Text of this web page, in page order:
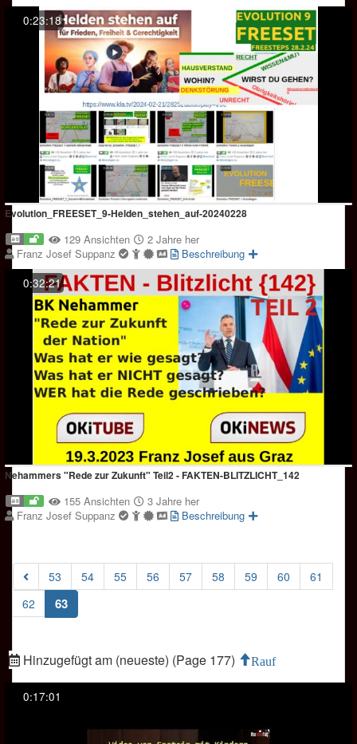
0:23:18
Evolution_FREESET_9-Helden_stehen_auf-20240228
129 Ansichten
2 Jahre her
Franz Josef Suppanz
Beschreibung
0:32:21
Nehammers "Rede zur Zukunft" Teil2 - FAKTEN-BLITZLICHT_142
155 Ansichten
3 Jahre her
Franz Josef Suppanz
Beschreibung
53 54 55 56 57 58 59 60
61
62
63(current)
Hinzugefügt am (neueste) (Page 177) Rauf
0:17:01